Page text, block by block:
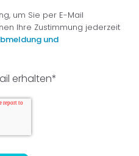
um Sie per E-Mail
Ihre Zustimmung jederzeit
und
erhalten*